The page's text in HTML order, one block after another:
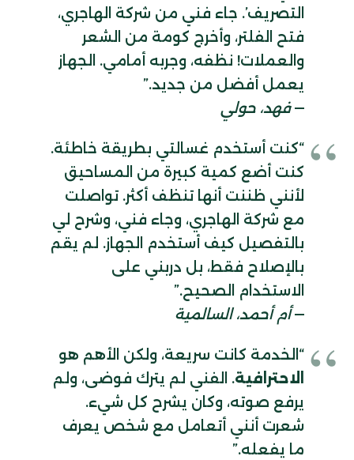
التصريف’. جاء فني من شركة الهاجري،
فتح الفلتر، وأخرج كومة من الشعر
والعملات! نظفه، وجربه أمامي. الجهاز
يعمل أفضل من جديد.”
—فهد، حولي
“كنت أستخدم غسالتي بطريقة خاطئة.
كنت أضع كمية كبيرة من المساحيق
لأنني ظننت أنها تنظف أكثر. تواصلت
مع شركة الهاجري، وجاء فني، وشرح لي
بالتفصيل كيف أستخدم الجهاز. لم يقم
بالإصلاح فقط، بل دربني على
الاستخدام الصحيح.”
—أم أحمد، السالمية
“الخدمة كانت سريعة، ولكن الأهم هو
الاحترافية. الفني لم يترك فوضى، ولم
يرفع صوته، وكان يشرح كل شيء.
شعرت أنني أتعامل مع شخص يعرف
ما يفعله.”